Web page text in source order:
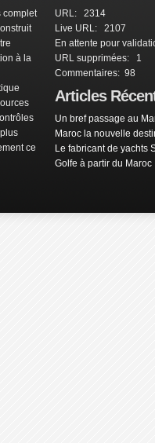
complet
à la
ce
URL: 2314
Live URL: 2107
En attente pour
URL supprimées: 1
Commentaires: 98
Articles
Un bref passage au
Maroc la nouvelle
Le fabricant de yachts
Golfe à partir du Maroc